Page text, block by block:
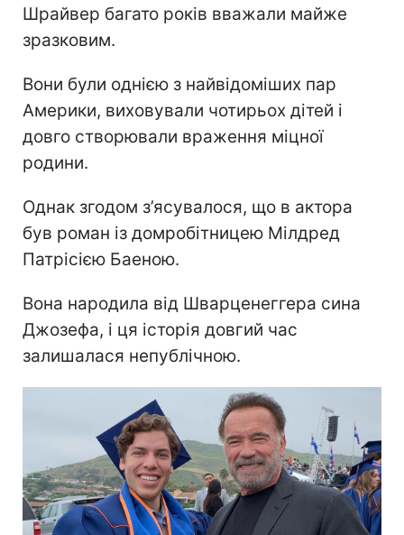
Шрайвер багато років вважали майже
зразковим.
Вони були однією з найвідоміших пар
Америки, виховували чотирьох дітей і
довго створювали враження міцної
родини.
Однак згодом з’ясувалося, що в актора
був роман із домробітницею Мілдред
Патрісією Баеною.
Вона народила від Шварценеггера сина
Джозефа, і ця історія довгий час
залишалася непублічною.